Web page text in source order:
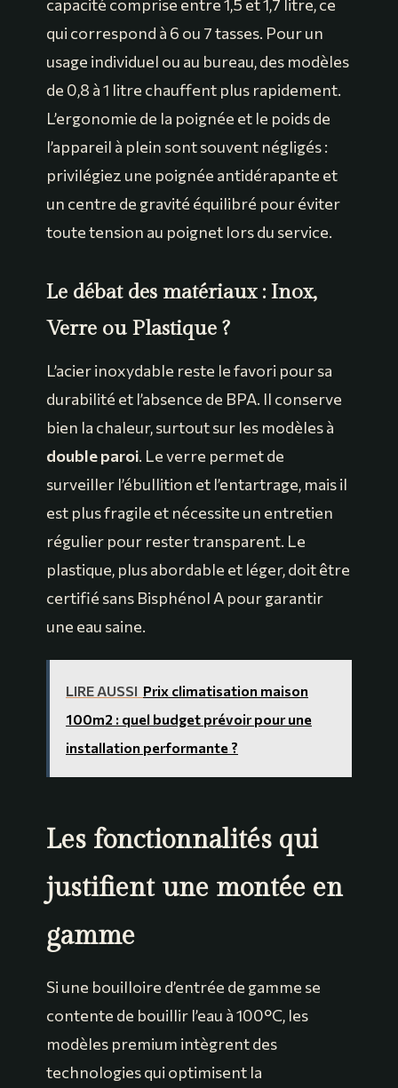
capacité comprise entre 1,5 et 1,7 litre, ce
qui correspond à 6 ou 7 tasses. Pour un
usage individuel ou au bureau, des modèles
de 0,8 à 1 litre chauffent plus rapidement.
L’ergonomie de la poignée et le poids de
l’appareil à plein sont souvent négligés :
privilégiez une poignée antidérapante et
un centre de gravité équilibré pour éviter
toute tension au poignet lors du service.
Le débat des matériaux : Inox,
Verre ou Plastique ?
L’acier inoxydable reste le favori pour sa
durabilité et l’absence de BPA. Il conserve
bien la chaleur, surtout sur les modèles à
double paroi. Le verre permet de
surveiller l’ébullition et l’entartrage, mais il
est plus fragile et nécessite un entretien
régulier pour rester transparent. Le
plastique, plus abordable et léger, doit être
certifié sans Bisphénol A pour garantir
une eau saine.
LIRE AUSSI Prix climatisation maison
100m2 : quel budget prévoir pour une
installation performante ?
Les fonctionnalités qui
justifient une montée en
gamme
Si une bouilloire d’entrée de gamme se
contente de bouillir l’eau à 100°C, les
modèles premium intègrent des
technologies qui optimisent la